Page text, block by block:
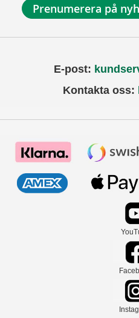
Prenumerera på
E-post:
Kontakta oss: